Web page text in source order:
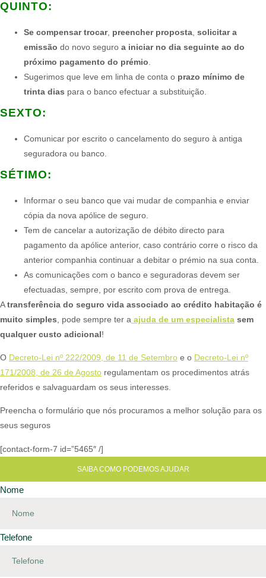
QUINTO:
Se compensar trocar, preencher proposta solicitar a
emissão do novo seguro a iniciar no dia seguinte ao do
próximo pagamento do prémio
Sugerimos que leve em linha de conta o prazo mínimo de
trinta dias para o banco efectuar a substituição.
SEXTO:
Comunicar por escrito o cancelamento do seguro à antiga
seguradora ou banco.
SÉTIMO:
Informar o seu banco que vai mudar de companhia e enviar
cópia da nova apólice de seguro.
Tem de cancelar a autorização de débito directo para
pagamento da apólice anterior, caso contrário corre o risco da
anterior companhia continuar a debitar o prémio na sua conta.
As comunicações com o banco e seguradoras devem ser
efectuadas, sempre, por escrito com prova de entrega.
Atransferência do seguro vida associado ao crédito habitação é
muito simples , pode sempre ter a ajuda de um especialista sem
qualquer custo adicional!​
O Decreto-Lei nº 222/2009, de 11 de Setembro e o Decreto-Lei nº
171/2008, de 26 de Agosto regulamentam os procedimentos atrás
referidos e salvaguardam os seus interesses.​
Preencha o formulário que nós procuramos a melhor solução para os
seus seguros
[contact-form-7 id=”5465″ /]
SAIBA COMO PODEMOS AJUDAR
Nome
Telefone